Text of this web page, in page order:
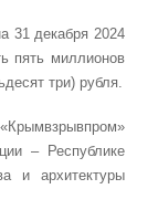
31 декабря 2024
пять миллионов
три) рубля.
– Республике
и архитектуры